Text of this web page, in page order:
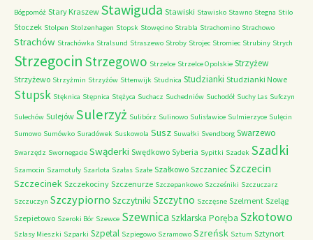
Bógpomóż Stary Kraszew Stawiguda Stawiski Stawisko Stawno Stegna Stilo
Stoczek Stolpen Stolzenhagen Stopsk Stowęcino Strabla Strachomino Strachowo
Strachów Strachówka Stralsund Straszewo Stroby Strojec Stromiec Strubiny Strych
Strzegocin Strzegowo Strzelce Strzelce Opolskie Strzyżew
Strzyżewo Strzyżmin Strzyżów Sttenwijk Studnica Studzianki Studzianki Nowe
Stupsk Stęknica Stępnica Stężyca Suchacz Suchedniów Suchodół Suchy Las Sufczyn
Sulechów Sulejów Sulerzyż Sulibórz Sulinowo Sulisławice Sulmierzyce Sulęcin
Sumowo Sumówko Suradówek Suskowola Susz Suwałki Svendborg Swarzewo
Swarzędz Swornegacie Swąderki Swędkowo Syberia Sypitki Szadek Szadki
Szamocin Szamotuły Szarlota Szałas Szałe Szałkowo Szczaniec Szczecin
Szczecinek Szczekociny Szczenurze Szczepankowo Szcześniki Szczuczarz
Szczuczyn Szczypiorno Szczytniki Szczytno Szczęsne Szelment Szeląg
Szepietowo Szeroki Bór Szewce SzewnicaSzklarska Poręba Szkotowo
Szlasy Mieszki Szparki Szpetal Szpiegowo Szramowo Szreńsk Sztum Sztynort